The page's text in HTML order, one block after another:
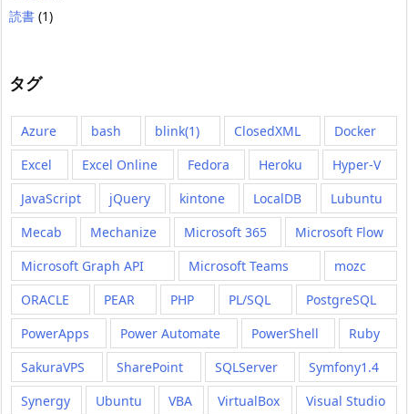
読書 (1)
タグ
Azure bash blink(1) ClosedXML
Docker
Excel
Excel Online Fedora Heroku
Hyper-V
JavaScript
jQuery kintone LocalDB
Lubuntu
Mecab
Mechanize Microsoft 365
Microsoft Flow
Microsoft Graph API
Microsoft Teams
mozc
ORACLE
PEAR PHP PL/SQL
PostgreSQL
PowerApps
Power Automate PowerShell
Ruby
SakuraVPS
SharePoint SQLServer
Symfony1.4
Synergy
Ubuntu VBA VirtualBox
Visual Studio